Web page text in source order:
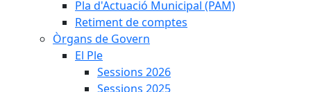
Pla d'Actuació Municipal (PAM)
Retiment de comptes
Òrgans de Govern
El Ple
Sessions 2026
Sessions 2025